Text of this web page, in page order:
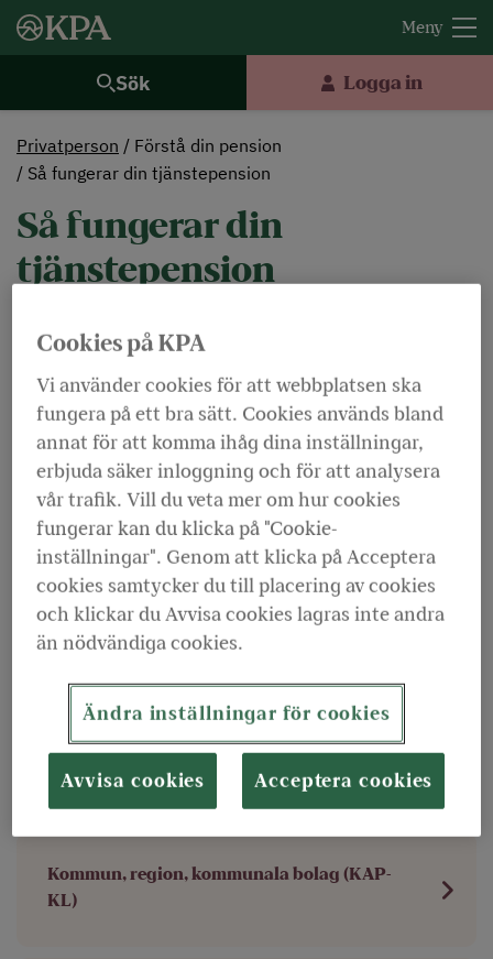
Sök Logga in
Privatperson
Förstå din pension
Så fungerar din tjänstepension
Så fungerar din
tjänstepension
Dölj ordförklaringar
Din tjänstepension är en riktigt bra förmån.
Under ditt yrkesliv kan tjänstepensionen växa
till hundratusentals kronor, en betydande del
av din framtida pension. För att se hur
tjänstepensionen fungerar och vad som gäller
för just dig kan du läsa mer under det
pensionsavtal du omfattas av.
Kommun, region, kommunala bolag (AKAP-
KR)
Kommun, region, kommunala bolag (KAP-
KL)
Cookies på KPA
Vi använder cookies för att webbplatsen ska
fungera på ett bra sätt. Cookies används bland
annat för att komma ihåg dina inställningar,
erbjuda säker inloggning och för att analysera
vår trafik. Vill du veta mer om hur cookies
fungerar kan du klicka på "Cookie-
inställningar". Genom att klicka på Acceptera
cookies samtycker du till placering av cookies
och klickar du Avvisa cookies lagras inte andra
än nödvändiga cookies.
Ändra inställningar för cookies
Avvisa cookies Acceptera cookies